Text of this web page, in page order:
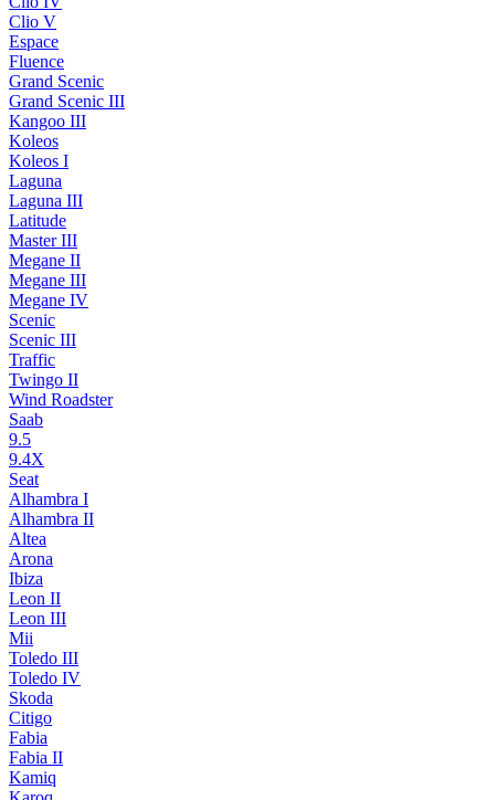
Clio V
Espace
Fluence
Grand Scenic
Grand Scenic III
Kangoo III
Koleos
Koleos I
Laguna
Laguna III
Latitude
Master III
Megane II
Megane III
Megane IV
Scenic
Scenic III
Traffic
Twingo II
Wind Roadster
Saab
9.5
9.4X
Seat
Alhambra I
Alhambra II
Altea
Arona
Ibiza
Leon II
Leon III
Mii
Toledo III
Toledo IV
Skoda
Citigo
Fabia
Fabia II
Kamiq